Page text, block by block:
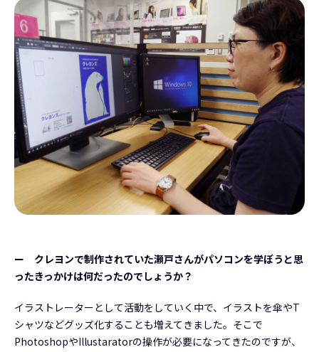
ー クレヨンで制作されていた瀬戸さんがパソコンを学ぼうと思
ったきっかけは何だったのでしょうか？
イラストレーターとして活動をしていく中で、イラストを傘やT
シャツなどグッズ化することも増えてきました。そこで
PhotoshopやIllustaratorの操作が必要になってきたのですが、